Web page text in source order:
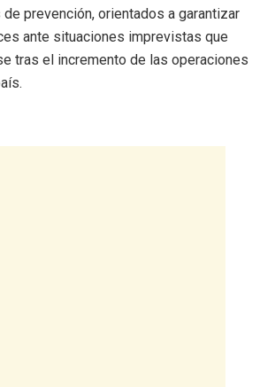
prevención, orientados a garantizar
ante situaciones imprevistas que
tras el incremento de las operaciones